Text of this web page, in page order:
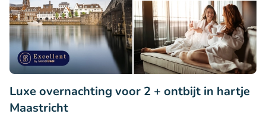
Luxe overnachting voor 2 + ontbijt in hartje
Maastricht